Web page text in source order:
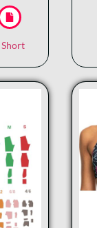
Short